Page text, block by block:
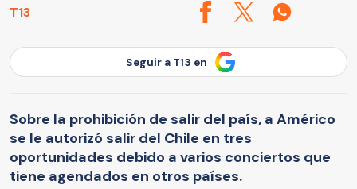
T13
Seguir a T13 en
Sobre la prohibición de salir del país, a Américo
se le autorizó salir del Chile en tres
oportunidades debido a varios conciertos que
tiene agendados en otros países.